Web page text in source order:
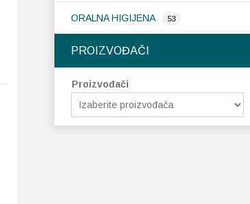
ORALNA HIGIJENA 53
PROIZVOĐAČI
Proizvođači